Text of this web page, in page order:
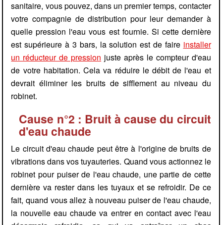
sanitaire, vous pouvez, dans un premier temps, contacter
votre compagnie de distribution pour leur demander à
quelle pression l'eau vous est fournie. Si cette dernière
est supérieure à 3 bars, la solution est de faire installer
un réducteur de pression juste après le compteur d'eau
de votre habitation. Cela va réduire le débit de l'eau et
devrait éliminer les bruits de sifflement au niveau du
robinet.
Cause n°2 : Bruit à cause du circuit
d'eau chaude
Le circuit d'eau chaude peut être à l'origine de bruits de
vibrations dans vos tuyauteries. Quand vous actionnez le
robinet pour puiser de l'eau chaude, une partie de cette
dernière va rester dans les tuyaux et se refroidir. De ce
fait, quand vous allez à nouveau puiser de l'eau chaude,
la nouvelle eau chaude va entrer en contact avec l'eau